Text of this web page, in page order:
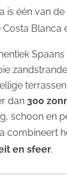
is één van
Costa Blanca
dan300
schoon en
combineert
en sfeer.